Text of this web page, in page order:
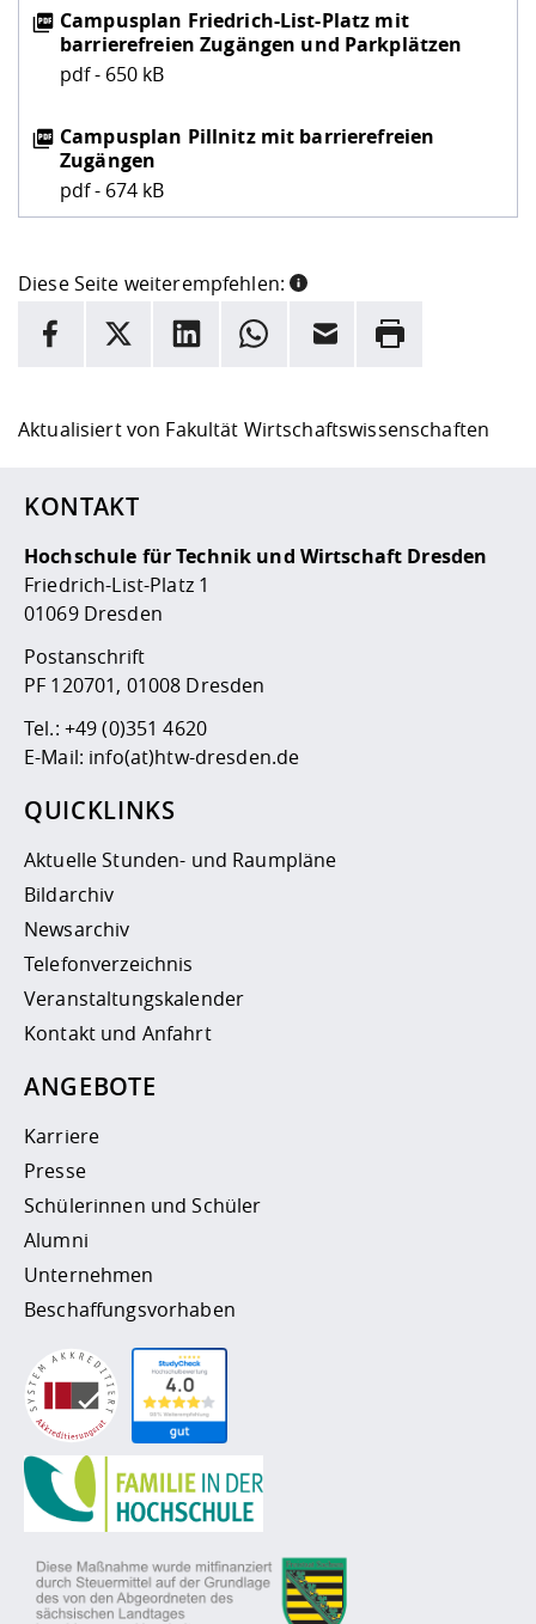
Campusplan Friedrich-List-Platz mit
barrierefreien Zugängen und Parkplätzen
pdf - 650 kB
Campusplan Pillnitz mit barrierefreien
Zugängen
pdf - 674 kB
Diese Seite weiterempfehlen:
INFORMATION
Facebook
X LinkedInWhatsappE-Mail Drucken
Aktualisiert von Fakultät Wirtschaftswissenschaften
KONTAKT
Hochschule für Technik und Wirtschaft Dresden
Friedrich-List-Platz 1
01069 Dresden
Postanschrift
PF 120701, 01008 Dresden
Tel.: +49 (0)351 4620
E-Mail: info(at)htw-dresden.de
QUICKLINKS
Aktuelle Stunden- und Raumpläne
Bildarchiv
Newsarchiv
Telefonverzeichnis
Veranstaltungskalender
Kontakt und Anfahrt
ANGEBOTE
Karriere
Presse
Schülerinnen und Schüler
Alumni
Unternehmen
Beschaffungsvorhaben